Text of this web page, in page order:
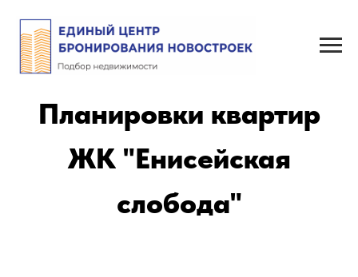
Планировки квартир
ЖК "Енисейская
слобода"